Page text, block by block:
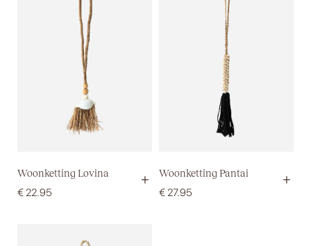
Woonketting Lovina
€ 22.95
+ Woonketting Pantai
€ 27.95
+